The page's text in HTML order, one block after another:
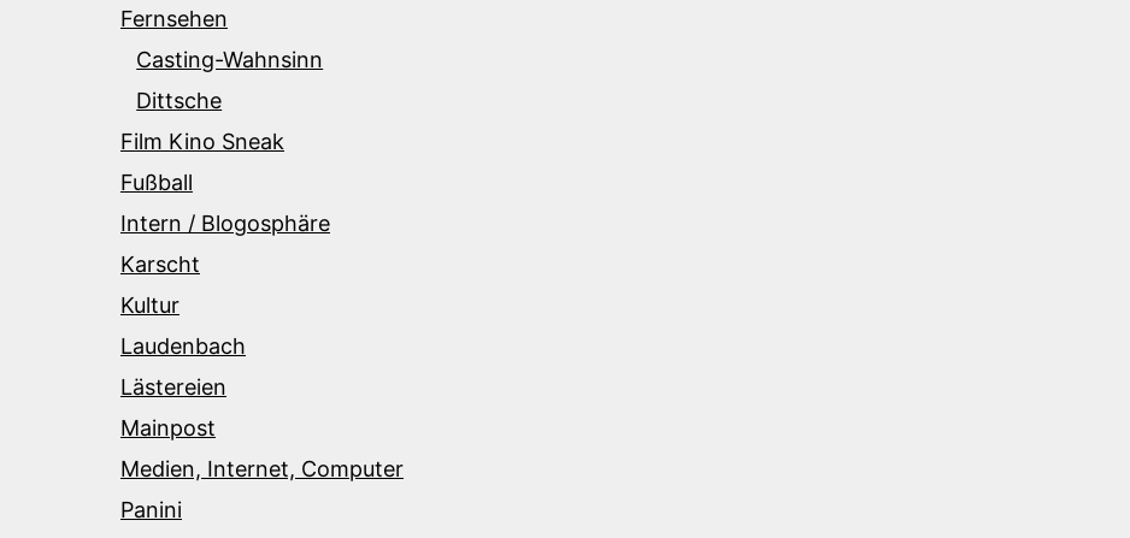
Fernsehen
Casting-Wahnsinn
Dittsche
Film Kino Sneak
Fußball
Intern / Blogosphäre
Karscht
Kultur
Laudenbach
Lästereien
Mainpost
Medien, Internet, Computer
Panini